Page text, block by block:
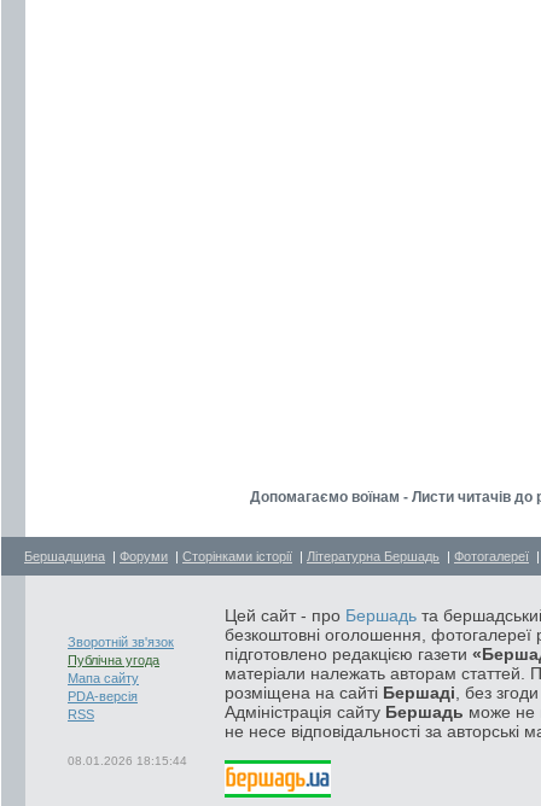
Допомагаємо воїнам - Листи читачів до
Бершадщина | Форуми | Сторінками історії | Літературна Бершадь | Фотогалереї
Зворотній зв'язок
Публічна угода
Мапа сайту
PDA-версія
RSS
08.01.2026 18:15:44
Цей сайт - про Бершадь та
безкоштовні оголошення, фотогалереї
підготовлено редакцією газети
матеріали належать авторам статтей.
розміщена на сайті Бершаді , без
Адміністрація сайту Бершадь може не
не несе відповідальності за авторські